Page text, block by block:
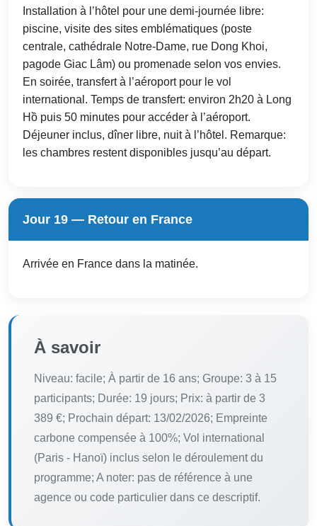
Installation à l’hôtel pour une demi-journée libre:
piscine, visite des sites emblématiques (poste
centrale, cathédrale Notre-Dame, rue Dong Khoi,
pagode Giac Lâm) ou promenade selon vos envies.
En soirée, transfert à l’aéroport pour le vol
international. Temps de transfert: environ 2h20 à Long
Hồ puis 50 minutes pour accéder à l’aéroport.
Déjeuner inclus, dîner libre, nuit à l’hôtel. Remarque:
les chambres restent disponibles jusqu’au départ.
Jour 19 — Retour en France
Arrivée en France dans la matinée.
À savoir
Niveau: facile; À partir de 16 ans; Groupe: 3 à 15
participants; Durée: 19 jours; Prix: à partir de 3
389 €; Prochain départ: 13/02/2026; Empreinte
carbone compensée à 100%; Vol international
(Paris - Hanoï) inclus selon le déroulement du
programme; A noter: pas de référence à une
agence ou code particulier dans ce descriptif.